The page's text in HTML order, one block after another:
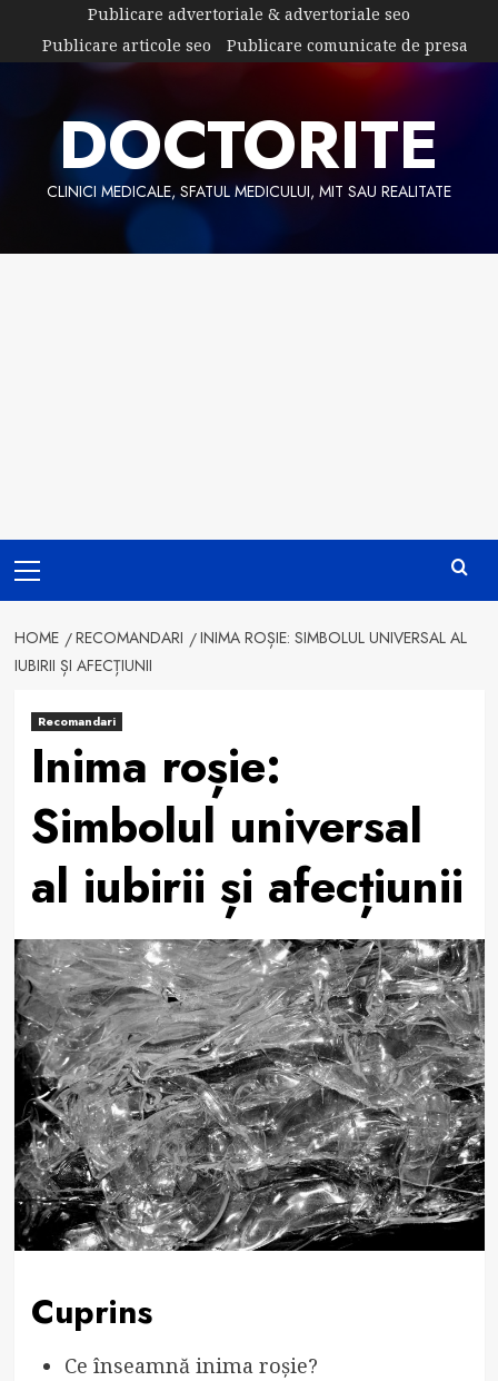
content
Publicare advertoriale & advertoriale seo
Publicare articole seo
Publicare comunicate de presa
DOCTORITE
CLINICI MEDICALE, SFATUL MEDICULUI, MIT SAU REALITATE
Menu
HOME RECOMANDARI
INIMA ROȘIE: SIMBOLUL UNIVERSAL AL
IUBIRII ȘI AFECȚIUNII
Recomandari
Inima roșie:
Simbolul universal
al iubirii și afecțiunii
Cuprins
Ce înseamnă inima roșie?